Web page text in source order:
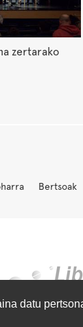
datu
zertarako
Bertsoak